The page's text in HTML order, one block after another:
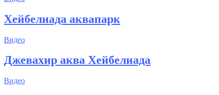
Хейбелиада аквапарк
Видео
Джевахир аква Хейбелиада
Видео